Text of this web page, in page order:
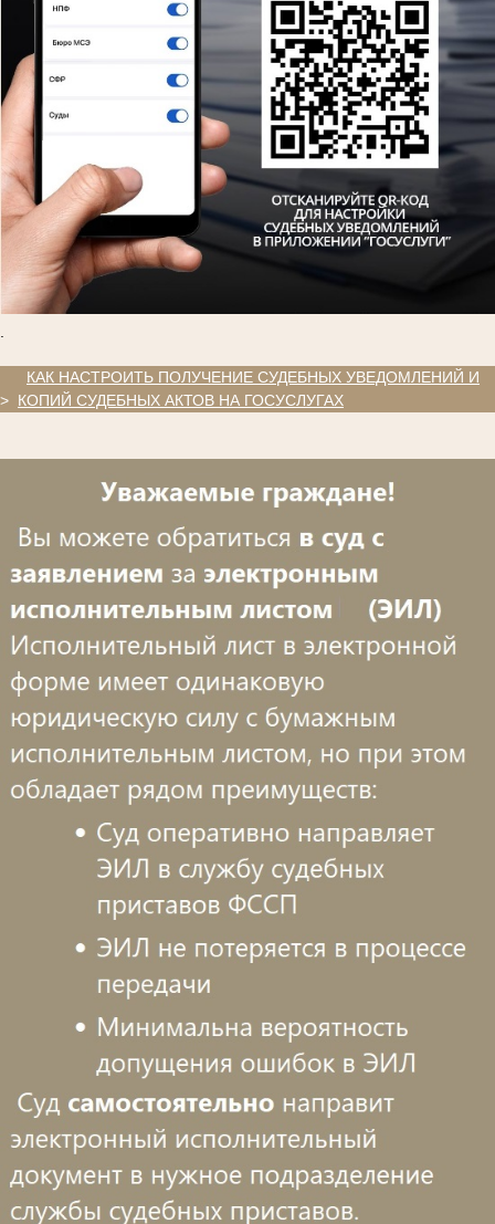
>
КАК НАСТРОИТЬ ПОЛУЧЕНИЕ СУДЕБНЫХ УВЕДОМЛЕНИЙ И
КОПИЙ СУДЕБНЫХ АКТОВ НА ГОСУСЛУГАХ